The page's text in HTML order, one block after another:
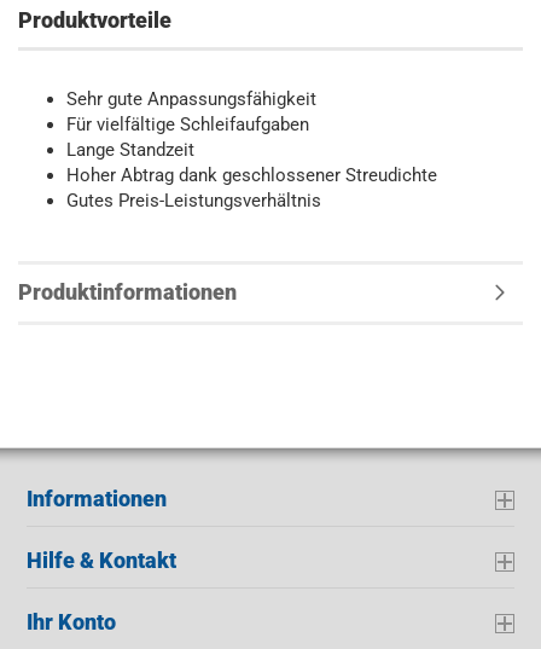
Produktvorteile
Sehr gute Anpassungsfähigkeit
Für vielfältige Schleifaufgaben
Lange Standzeit
Hoher Abtrag dank geschlossener Streudichte
Gutes Preis-Leistungsverhältnis
Produktinformationen
Informationen
Hilfe & Kontakt
Ihr Konto